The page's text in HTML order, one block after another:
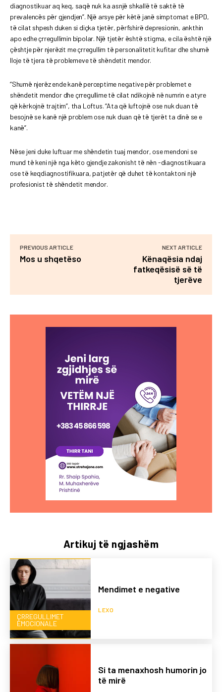
Artikuj të ngjashëm
ÇRREGULLIMET
EMOCIONALE
Mendimet e negative
LEXO
Si ta menaxhosh humorin jo
të mirë
diagnostikuar aq keq, saqë nuk ka asnjë shkallë të saktë të
prevalencës për gjendjen”. Një arsye për këtë janë simptomat e BPD,
të cilat shpesh duken si diçka tjetër, përfshirë depresionin, ankthin
apo edhe çrregullimin bipolar. Një tjetër është stigma, e cila është një
çështje për njerëzit me çrregullim të personalitetit kufitar dhe shumë
lloje të tjera të problemeve të shëndetit mendor.
“Shumë njerëz ende kanë perceptime negative për problemet e
shëndetit mendor dhe çrregullime të cilat ndikojnë në numrin e atyre
që kërkojnë trajtim”, tha Loftus. “Ata që luftojnë ose nuk duan të
besojnë se kanë një problem ose nuk duan që të tjerët ta dinë se e
kanë”.
Nëse jeni duke luftuar me shëndetin tuaj mendor, ose mendoni se
mund të keni një nga këto gjendje zakonisht të nën -diagnostikuara
ose të keqdiagnostifikuara, patjetër që duhet të kontaktoni një
profesionist të shëndetit mendor.
PREVIOUS ARTICLE
Mos u shqetëso
NEXT ARTICLE
Kënaqësia ndaj
fatkeqësisë së të
tjerëve